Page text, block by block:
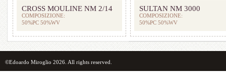
CROSS MOULINE NM 2/14
COMPOSIZIONE:
50%PC 50%WV
SULTAN NM 3000
COMPOSIZIONE:
50%PC 50%WV
©Edoardo Miroglio 2026. All rights reserved.